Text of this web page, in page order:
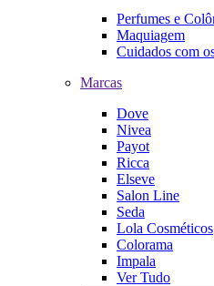
Perfumes e
Maquiagem
Cuidados com
Marcas
Dove
Nivea
Payot
Ricca
Elseve
Salon Line
Seda
Lola Cosméticos
Colorama
Impala
Ver Tudo